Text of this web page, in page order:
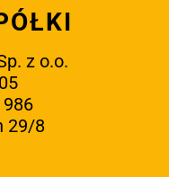
z o.o.
986
29/8